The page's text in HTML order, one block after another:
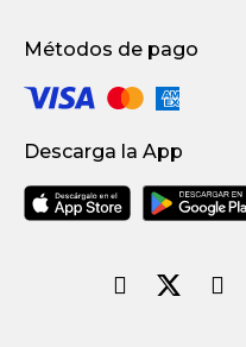
Métodos de pago
Descarga la App